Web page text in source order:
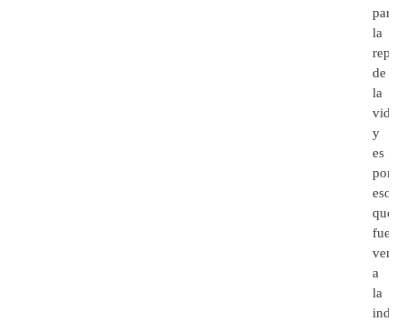
para
la
de
la
vida
y
es
por
eso
que
fue
a
la